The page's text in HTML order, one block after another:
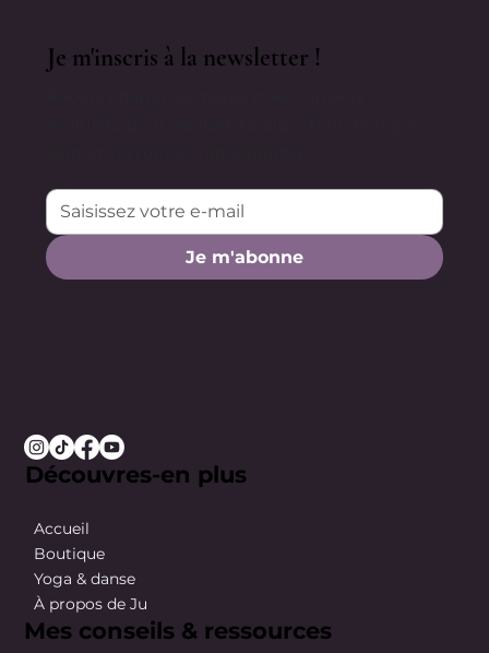
Je m'abonne
Je m'inscris à la newsletter !
Découvres-en plus
Accueil
Boutique
Yoga & danse
À propos de Ju
Mes conseils & ressources